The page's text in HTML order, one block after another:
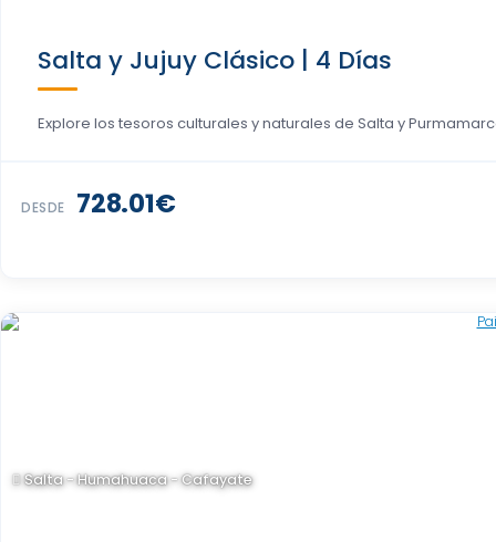
Salta y Jujuy Clásico | 4 Días
Explore los tesoros culturales y naturales de Salta y
DESDE 728.01€
Salta - Humahuaca - Cafayate